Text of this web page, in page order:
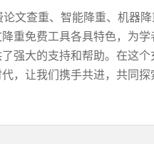
文查重、智能降重、机器降
重免费工具各具特色，为学
强大的支持和帮助。在这个
，让我们携手共进，共同探